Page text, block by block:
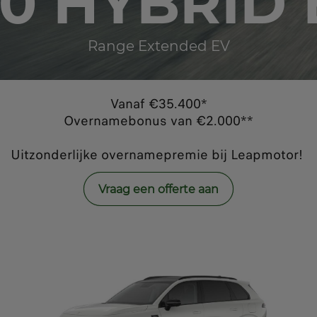
Range Extended EV
Vanaf €35.400*
Overnamebonus van €2.000**
Uitzonderlijke overnamepremie bij Leapmotor!
Vraag een offerte aan